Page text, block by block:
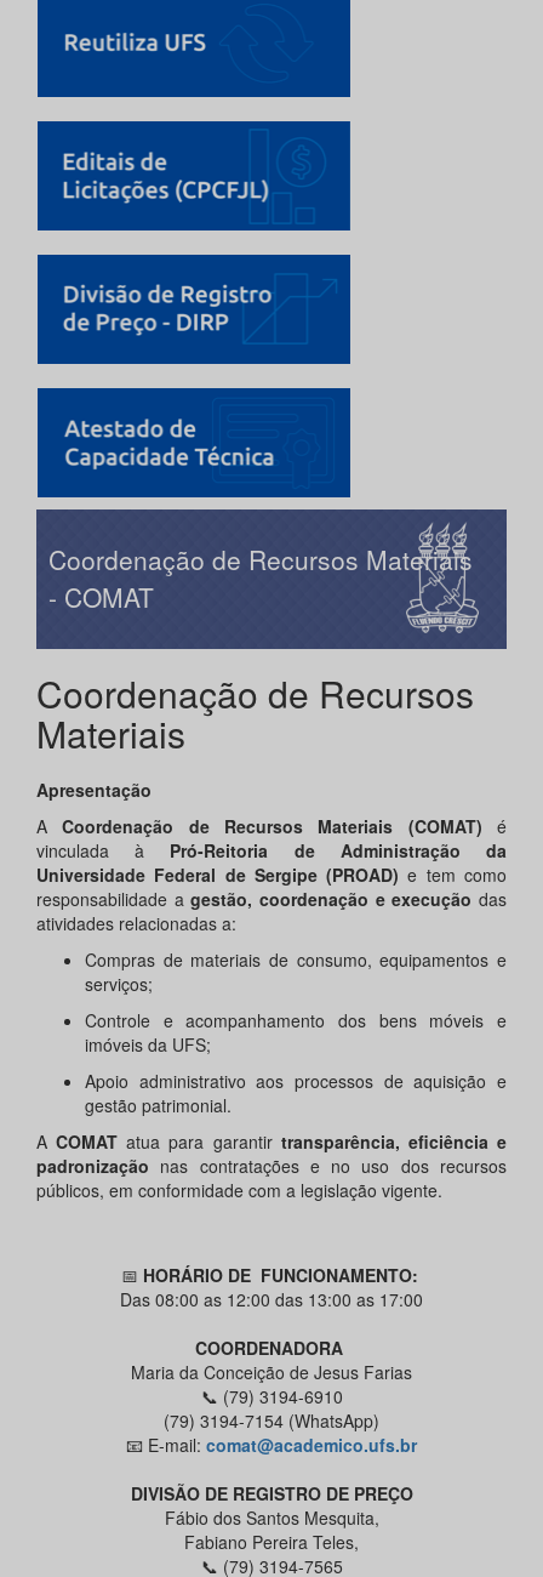
Coordenação de Recursos Materiais
- COMAT
Coordenação de Recursos
Materiais
Apresentação
ACoordenação de Recursos Materiais (COMAT) é
vinculada à Pró-Reitoria de Administração da
Universidade Federal de Sergipe (PROAD) e tem como
responsabilidade agestão, coordenação e execução das
atividades relacionadas a:
Compras de materiais de consumo, equipamentos e
serviços;
Controle e acompanhamento dos bens móveis e
imóveis da UFS;
Apoio administrativo aos processos de aquisição e
gestão patrimonial.
ACOMAT atua para garantir transparência, eficiência e
padronização nas contratações e no uso dos recursos
públicos, em conformidade com a legislação vigente.
📅 HORÁRIO DE FUNCIONAMENTO:
Das 08:00 as 12:00 das 13:00 as 17:00
COORDENADORA
Maria da Conceição de Jesus Farias
📞 (79) 3194-6910
(79) 3194-7154 (WhatsApp)
📧 E-mail: comat@academico.ufs.br
DIVISÃO DE REGISTRO DE PREÇO
Fábio dos Santos Mesquita,
Fabiano Pereira Teles,
📞 (79) 3194-7565